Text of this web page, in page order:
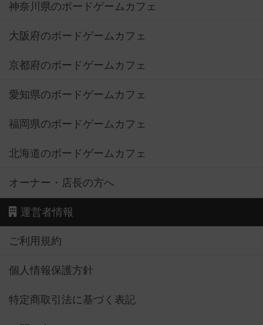
神奈川県のボードゲームカフェ
大阪府のボードゲームカフェ
京都府のボードゲームカフェ
愛知県のボードゲームカフェ
福岡県のボードゲームカフェ
北海道のボードゲームカフェ
オーナー・店長の方へ
運営者情報
ご利用規約
個人情報保護方針
特定商取引法に基づく表記